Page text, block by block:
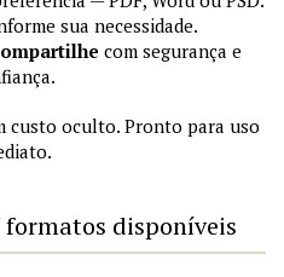
sua necessidade.
com segurança e
custo oculto. Pronto para uso
disponíveis